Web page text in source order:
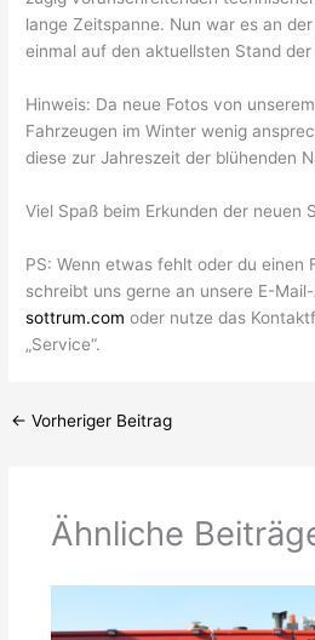
lange Zeitspanne. Nun war es an
einmal auf den aktuellsten Stand
Hinweis: Da neue Fotos von
Fahrzeugen im Winter wenig
diese zur Jahreszeit der blühenden
Viel Spaß beim Erkunden der neuen
PS: Wenn etwas fehlt oder du einen
schreibt uns gerne an unsere E-
sottrum.com oder nutze das
„Service“.
← Vorheriger Beitrag
Ähnliche